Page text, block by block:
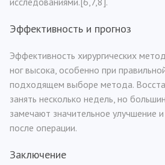
Эффективность и прогноз
Эффективность хирургических
ног высока, особенно при
подходящем выборе метода.
занять несколько недель, но
замечают значительное улучшение
после операции.
Заключение